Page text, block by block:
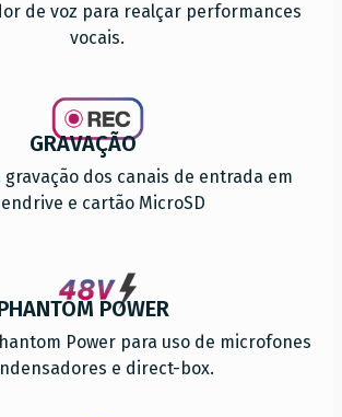
de voz para realçar performances
vocais.
GRAVAÇÃO
gravação dos canais de entrada em
e cartão MicroSD
POWER
Power para uso de microfones
e direct-box.